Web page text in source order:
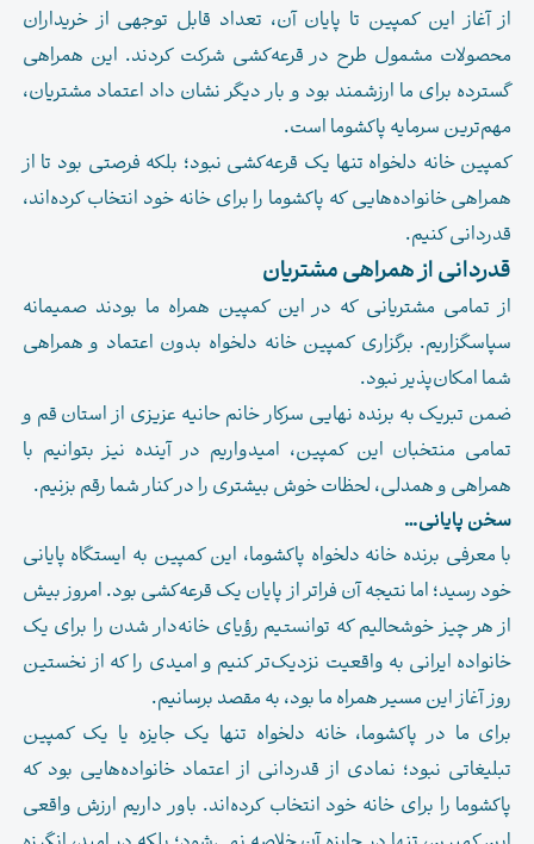
از آغاز این کمپین تا پایان آن، تعداد قابل توجهی از خریداران
محصولات مشمول طرح در قرعه‌کشی شرکت کردند. این همراهی
گسترده برای ما ارزشمند بود و بار دیگر نشان داد اعتماد مشتریان،
مهم‌ترین سرمایه پاکشوما است.
کمپین خانه دلخواه تنها یک قرعه‌کشی نبود؛ بلکه فرصتی بود تا از
همراهی خانواده‌هایی که پاکشوما را برای خانه خود انتخاب کرده‌اند،
قدردانی کنیم.
قدردانی از همراهی مشتریان
از تمامی مشتریانی که در این کمپین همراه ما بودند صمیمانه
سپاسگزاریم. برگزاری کمپین خانه دلخواه بدون اعتماد و همراهی
شما امکان‌پذیر نبود.
ضمن تبریک به برنده نهایی سرکار خانم حانیه عزیزی از استان قم و
تمامی منتخبان این کمپین، امیدواریم در آینده نیز بتوانیم با
همراهی و همدلی، لحظات خوش بیشتری را در کنار شما رقم بزنیم.
سخن پایانی…
با معرفی برنده خانه دلخواه پاکشوما، این کمپین به ایستگاه پایانی
خود رسید؛ اما نتیجه آن فراتر از پایان یک قرعه‌کشی بود. امروز بیش
از هر چیز خوشحالیم که توانستیم رؤیای خانه‌دار شدن را برای یک
خانواده ایرانی به واقعیت نزدیک‌تر کنیم و امیدی را که از نخستین
روز آغاز این مسیر همراه ما بود، به مقصد برسانیم.
برای ما در پاکشوما، خانه دلخواه تنها یک جایزه یا یک کمپین
تبلیغاتی نبود؛ نمادی از قدردانی از اعتماد خانواده‌هایی بود که
پاکشوما را برای خانه خود انتخاب کرده‌اند. باور داریم ارزش واقعی